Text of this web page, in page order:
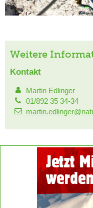
Weitere
Kontakt
Martin Edlinger
01/892 35 34-34